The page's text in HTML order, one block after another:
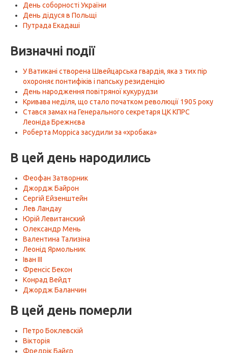
День соборності України
День дідуся в Польщі
Путрада Екадаші
Визначні події
У Ватикані створена Швейцарська гвардія, яка з тих пір
охороняє понтифіків і папську резиденцію
День народження повітряної кукурудзи
Кривава неділя, що стало початком революції 1905 року
Стався замах на Генерального секретаря ЦК КПРС
Леоніда Брежнєва
Роберта Морріса засудили за «хробака»
В цей день народились
Феофан Затворник
Джордж Байрон
Сергій Ейзенштейн
Лев Ландау
Юрій Левитанский
Олександр Мень
Валентина Тализіна
Леонід Ярмольник
Іван III
Френсіс Бекон
Конрад Вейдт
Джордж Баланчин
В цей день померли
Петро Боклевскій
Вікторія
Фредрік Байєр